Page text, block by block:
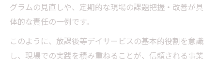
グラムの見直しや、定期的な現場の課題把握・改善が具
体的な責任の一例です。
このように、放課後等デイサービスの基本的役割を意識
し、現場での実践を積み重ねることが、信頼される事業